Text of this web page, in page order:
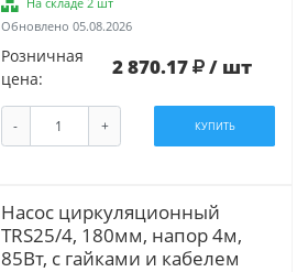
Обновлено 05.08.2026
Розничная
цена:
2 870.17 / шт
- + КУПИТЬ
Насос циркуляционный
TRS25/4, 180мм, напор 4м,
85Вт, с гайками и кабелем